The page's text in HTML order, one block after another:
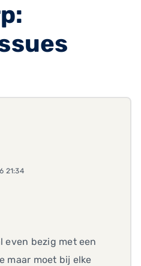
21:34
even bezig met een
maar moet bij elke